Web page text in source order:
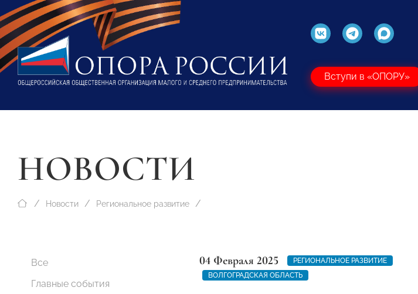
Вступи в «ОПОРУ»
НОВОСТИ
Новости Региональное развитие
Все
Главные события
04 Февраля 2025
РЕГИОНАЛЬНОЕ РАЗВИТИЕ
ВОЛГОГРАДСКАЯ ОБЛАСТЬ